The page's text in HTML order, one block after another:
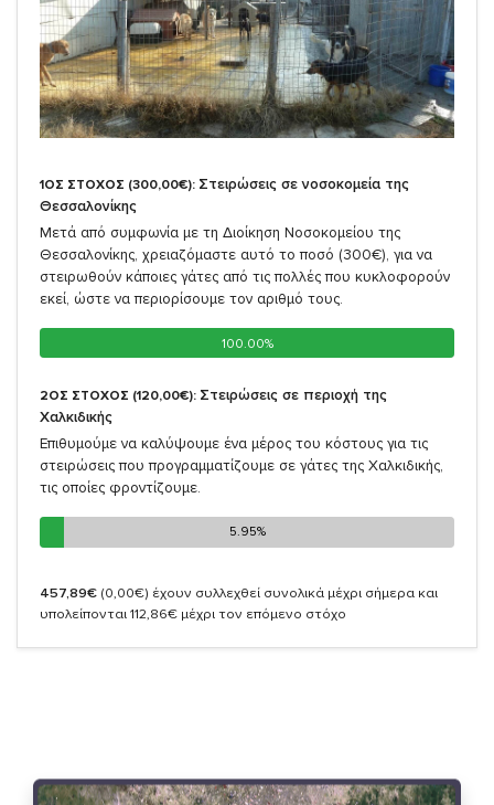
1ΟΣ ΣΤΟΧΟΣ (300,00€): Στειρώσεις σε νοσοκομεία της
Θεσσαλονίκης
Μετά από συμφωνία με τη Διοίκηση Νοσοκομείου της
Θεσσαλονίκης, χρειαζόμαστε αυτό το ποσό (300€), για να
στειρωθούν κάποιες γάτες από τις πολλές που κυκλοφορούν
εκεί, ώστε να περιορίσουμε τον αριθμό τους.
100.00%
100.00%
2ΟΣ ΣΤΟΧΟΣ (120,00€): Στειρώσεις σε περιοχή της
Χαλκιδικής
Επιθυμούμε να καλύψουμε ένα μέρος του κόστους για τις
στειρώσεις που προγραμματίζουμε σε γάτες της Χαλκιδικής,
τις οποίες φροντίζουμε.
5.95%
5.95%
457,89€ (0,00€) έχουν συλλεχθεί συνολικά μέχρι σήμερα και
υπολείπονται 112,86€ μέχρι τον επόμενο στόχο